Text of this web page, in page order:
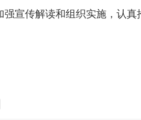
传解读和组织实施，认真